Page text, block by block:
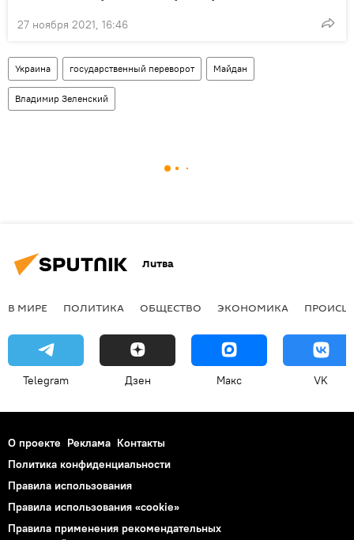
27 ноября 2021, 16:46
Украина государственный переворот Майдан
Владимир Зеленский
Литва
В МИРЕ ПОЛИТИКА ОБЩЕСТВО ЭКОНОМИКА
Telegram Дзен Макс VK
О проекте Реклама Контакты
Политика конфиденциальности
Правила использования
Правила использования «cookie»
Правила применения рекомендательных